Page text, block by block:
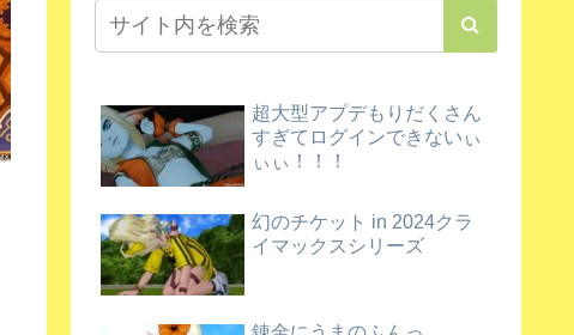
超大型アプデもりだくさん
すぎてログインできないぃ
ぃぃ！！！
幻のチケット in 2024クラ
イマックスシリーズ